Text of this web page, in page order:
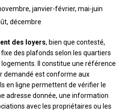
janvier-février, mai-juin
décembre
des loyers, bien que contesté,
des plafonds selon les quartiers
Il constitue une référence
demandé est conforme aux
en ligne permettent de vérifier le
adresse donnée, une information
avec les propriétaires ou les